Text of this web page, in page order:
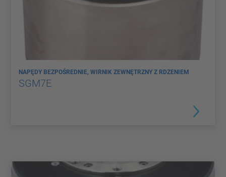
NAPĘDY BEZPOŚREDNIE, WIRNIK ZEWNĘTRZNY Z RDZENIEM
SGM7E